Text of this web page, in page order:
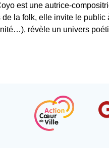
est une autrice-
de la folk, elle invite le public
révèle un univers